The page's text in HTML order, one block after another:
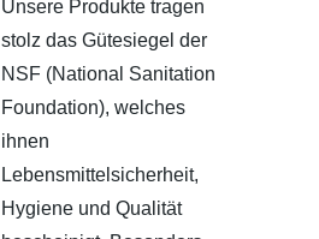
Unsere Produkte tragen
stolz das Gütesiegel der
NSF (National Sanitation
Foundation), welches
ihnen
Lebensmittelsicherheit,
Hygiene und Qualität